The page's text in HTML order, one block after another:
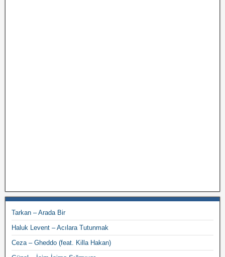
Tarkan – Arada Bir
Haluk Levent – Acılara Tutunmak
Ceza – Gheddo (feat. Killa Hakan)